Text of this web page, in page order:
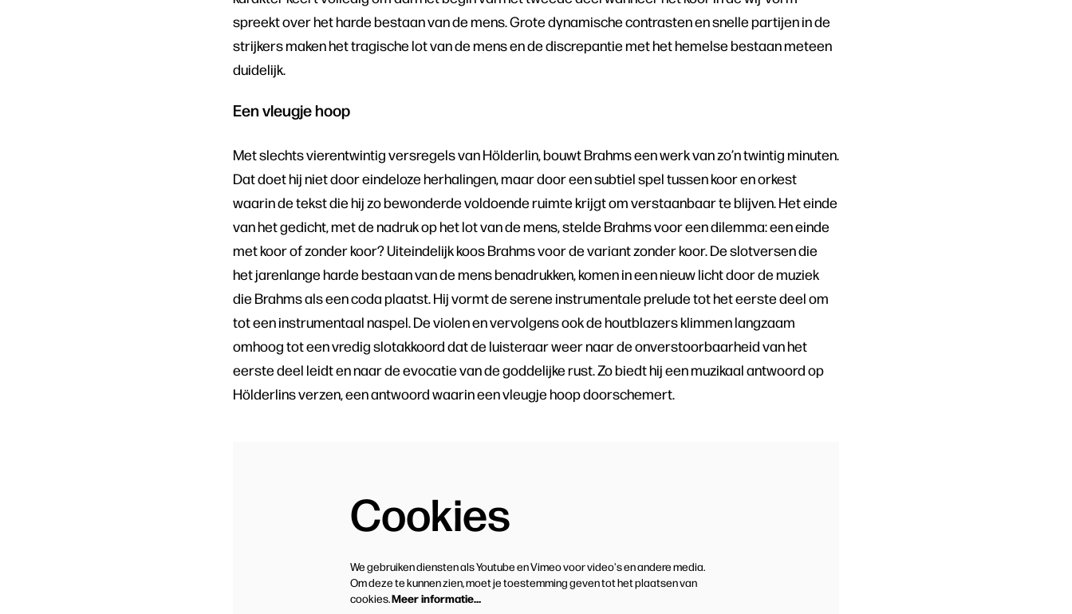
spreekt over het harde bestaan van de mens. Grote dynamische contrasten en snelle partijen in de
strijkers maken het tragische lot van de mens en de discrepantie met het hemelse bestaan meteen
duidelijk.
Een vleugje hoop
Met slechts vierentwintig versregels van Hölderlin, bouwt Brahms een werk van zo’n twintig minuten.
Dat doet hij niet door eindeloze herhalingen, maar door een subtiel spel tussen koor en orkest
waarin de tekst die hij zo bewonderde voldoende ruimte krijgt om verstaanbaar te blijven. Het einde
van het gedicht, met de nadruk op het lot van de mens, stelde Brahms voor een dilemma: een einde
met koor of zonder koor? Uiteindelijk koos Brahms voor de variant zonder koor. De slotversen die
het jarenlange harde bestaan van de mens benadrukken, komen in een nieuw licht door de muziek
die Brahms als een coda plaatst. Hij vormt de serene instrumentale prelude tot het eerste deel om
tot een instrumentaal naspel. De violen en vervolgens ook de houtblazers klimmen langzaam
omhoog tot een vredig slotakkoord dat de luisteraar weer naar de onverstoorbaarheid van het
eerste deel leidt en naar de evocatie van de goddelijke rust. Zo biedt hij een muzikaal antwoord op
Hölderlins verzen, een antwoord waarin een vleugje hoop doorschemert.
Cookies
We gebruiken diensten als Youtube en Vimeo voor video's en andere media.
Om deze te kunnen zien, moet je toestemming geven tot het plaatsen van
cookies.Meer informatie…